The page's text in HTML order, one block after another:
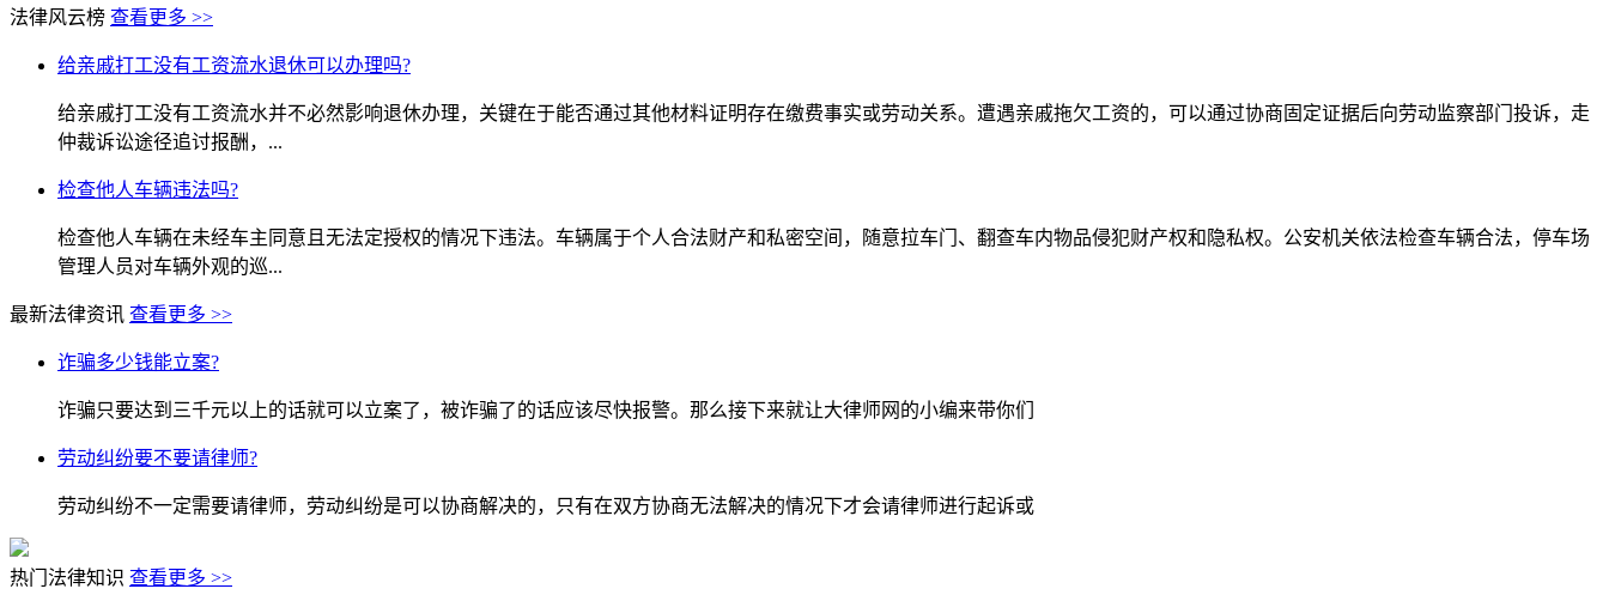
法律风云榜 查看更多 >>
给亲戚打工没有工资流水退休可以办理吗?
给亲戚打工没有工资流水并不必然影响退休办理，关键在于能否通过其他材料证明存在缴费事实或劳动关系。遭遇亲戚拖欠工资的，可以通过协商固定证据后向劳动监察部门投诉，走
仲裁诉讼途径追讨报酬，...
检查他人车辆违法吗?
检查他人车辆在未经车主同意且无法定授权的情况下违法。车辆属于个人合法财产和私密空间，随意拉车门、翻查车内物品侵犯财产权和隐私权。公安机关依法检查车辆合法，停车场
管理人员对车辆外观的巡...
最新法律资讯 查看更多 >>
诈骗多少钱能立案?
诈骗只要达到三千元以上的话就可以立案了，被诈骗了的话应该尽快报警。那么接下来就让大律师网的小编来带你们
劳动纠纷要不要请律师?
劳动纠纷不一定需要请律师，劳动纠纷是可以协商解决的，只有在双方协商无法解决的情况下才会请律师进行起诉或
热门法律知识 查看更多 >>